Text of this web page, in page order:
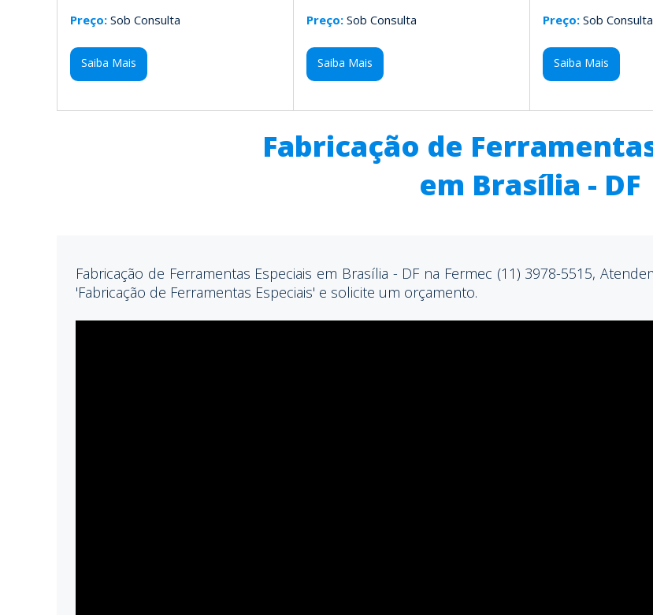
Preço: Sob Consulta
Saiba Mais
Preço: Sob Consulta
Saiba Mais
Preço: Sob Consulta
Saiba Mais
Fabricação de
em Brasília - DF
Fabricação de Ferramentas Especiais em Brasília - DF na Fermec (11) 3978-5515,
'Fabricação de Ferramentas Especiais' e solicite um orçamento.